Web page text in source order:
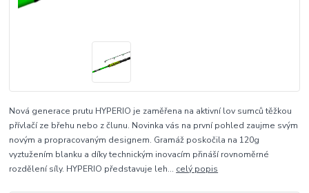
Nová generace prutu HYPERIO je zaměřena na aktivní lov sumců těžkou
přívlačí ze břehu nebo z člunu. Novinka vás na první pohled zaujme svým
novým a propracovaným designem. Gramáž poskočila na 120g
vyztužením blanku a díky technickým inovacím přináší rovnoměrné
rozdělení síly. HYPERIO představuje leh... celý popis